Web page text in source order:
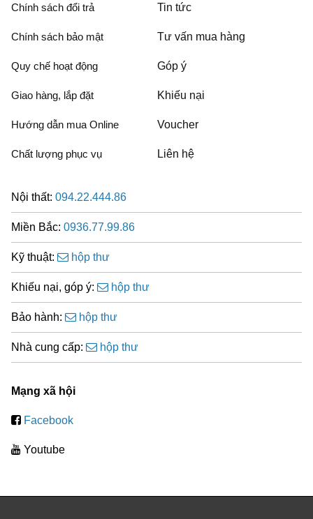
Chính sách đổi trả
Chính sách bảo mật
Quy chế hoạt động
Giao hàng, lắp đặt
Hướng dẫn mua Online
Chất lượng phục vụ
Tin tức
Tư vấn mua hàng
Góp ý
Khiếu nại
Voucher
Liên hệ
Nội thất: 094.22.444.86
Miền Bắc: 0936.77.99.86
Kỹ thuật: hộp thư
Khiếu nại, góp ý: hộp thư
Bảo hành: hộp thư
Nhà cung cấp: hộp thư
Mạng xã hội
Facebook
Youtube